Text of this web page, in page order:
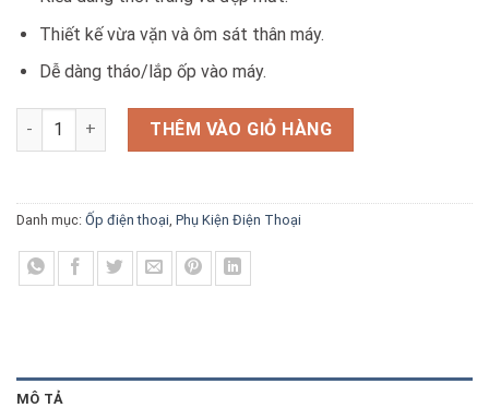
580.000₫.
is:
520.000₫.
Thiết kế vừa vặn và ôm sát thân máy.
Dễ dàng tháo/lắp ốp vào máy.
Ốp lưng iPhone 12/12 Pro Nhựa Cứng Viền Dẻo Switcheasy
THÊM VÀO GIỎ HÀNG
Danh mục: Ốp điện thoại Phụ Kiện Điện Thoại
MÔ TẢ